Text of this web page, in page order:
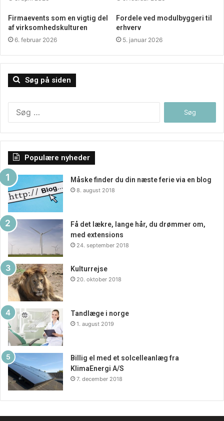
stedet for at være oppe i sit hoved og fokusere på
aftager de fysiske stresssymptomer.
Firmaevents som en vigtig del
af virksomhedskulturen
6. februar 2026
Fordele ved modulbyggeri til
erhverv
5. januar 2026
Søg på siden
Populære nyheder
Måske finder du din næste ferie via en blog
8. august 2018
Få det lækre, lange hår, du drømmer om,
med extensions
24. september 2018
Kulturrejse
20. oktober 2018
Tandlæge i norge
1. august 2019
Billig el med et solcelleanlæg fra
KlimaEnergi A/S
7. december 2018